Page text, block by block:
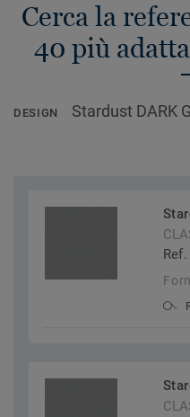
Cerca la
40 più
DESIGN Stardust DARK